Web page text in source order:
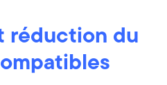
réduction du